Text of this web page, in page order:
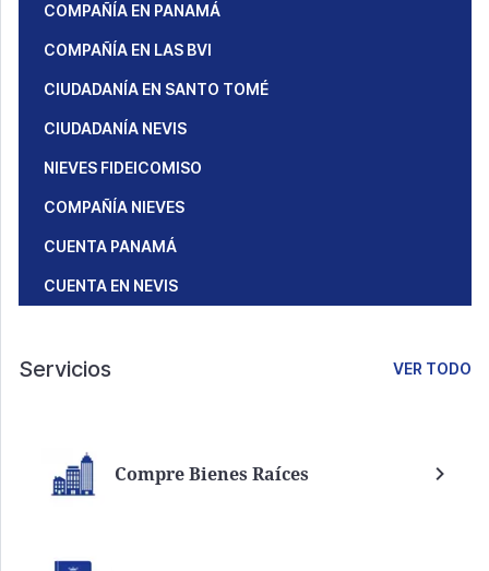
COMPAÑÍA EN PANAMÁ
COMPAÑÍA EN LAS BVI
CIUDADANÍA EN SANTO TOMÉ
CIUDADANÍA NEVIS
NIEVES FIDEICOMISO
COMPAÑÍA NIEVES
CUENTA PANAMÁ
CUENTA EN NEVIS
Servicios VER TODO
Compre Bienes Raíces